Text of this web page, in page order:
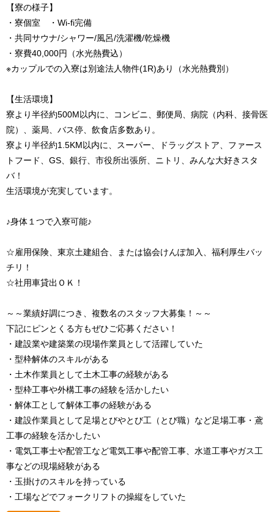
【寮の様子】
・寮個室 ・Wi-fi完備
・共同サウナ/シャワー/風呂/洗濯機/乾燥機
・寮費40,000円（水光熱費込）
※カップルでの入寮は別途法人物件(1R)あり（水光熱費別）
【生活環境】
寮より半径約500M以内に、コンビニ、郵便局、病院（内科、接骨医
院）、薬局、バス停、飲食店多数あり。
寮より半径約1.5KM以内に、スーパー、ドラッグストア、ファース
トフード、GS、銀行、市役所出張所、ニトリ、みんな大好きスタ
バ！
生活環境が充実しています。
♪身体１つで入寮可能♪
☆雇用保険、東京土建組合、または協会けんぽ加入、福利厚生バッ
チリ！
☆社用車貸出ＯＫ！
～～業績好調につき、複数名のスタッフ大募集！～～
下記にピンとくる方もぜひご応募ください！
・建設業や建築業の現場作業員として活躍していた
・型枠解体のスキルがある
・土木作業員として土木工事の経験がある
・型枠工事や外構工事の経験を活かしたい
・解体工として解体工事の経験がある
・建設作業員として足場とびやとび工（とび職）など足場工事・鳶
工事の経験を活かしたい
・電気工事士や配管工など電気工事や配管工事、水道工事やガス工
事などの現場経験がある
・玉掛けのスキルを持っている
・工場などでフォークリフトの操縦をしていた